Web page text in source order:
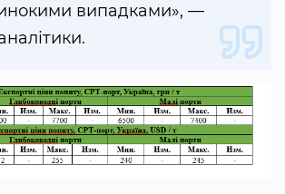
випадками», —